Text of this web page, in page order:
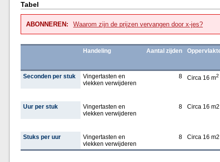
Tabel
ABONNEREN: Waarom zijn de prijzen vervangen door x-jes?
Handeling Aantal zijden
Seconden per stuk
Vingertasten en
vlekken verwijderen
8 Circa 16 m2
Uur per stuk
Vingertasten en
vlekken verwijderen
8 Circa 16 m2
Stuks per uur
Vingertasten en
vlekken verwijderen
8 Circa 16 m2